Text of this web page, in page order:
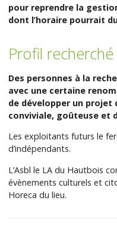
pour reprendre la
dont l’horaire pourrait
Profil recherché
Des personnes à la
avec une certaine
de développer un
conviviale, goûteuse et
Les exploitants futurs le
d’indépendants.
L’Asbl le LA du Hautbois
évènements culturels et
Horeca du lieu.